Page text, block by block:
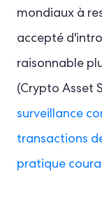
mondiaux à
accepté
raisonnable
(Crypto Asset
surveillance
transactions
pratique